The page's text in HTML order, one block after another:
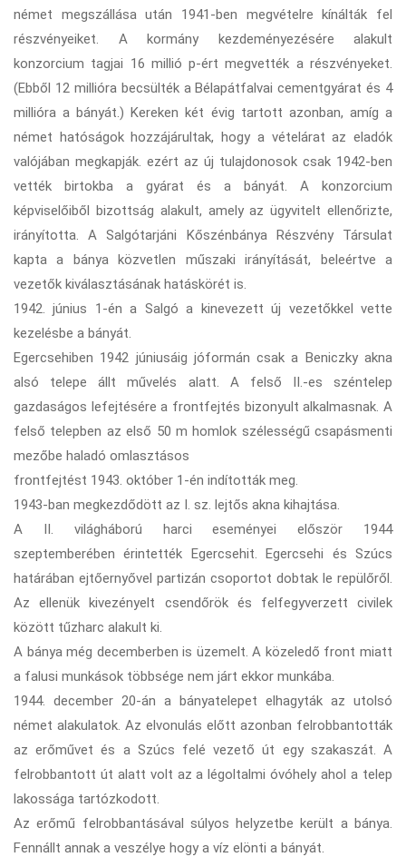
német megszállása után 1941-ben megvételre kínálták fel
részvényeiket. A kormány kezdeményezésére alakult
konzorcium tagjai 16 millió p-ért megvették a részvényeket.
(Ebből 12 millióra becsülték a Bélapátfalvai cementgyárat és 4
millióra a bányát.) Kereken két évig tartott azonban, amíg a
német hatóságok hozzájárultak, hogy a vételárat az eladók
valójában megkapják. ezért az új tulajdonosok csak 1942-ben
vették birtokba a gyárat és a bányát. A konzorcium
képviselőiből bizottság alakult, amely az ügyvitelt ellenőrizte,
irányította. A Salgótarjáni Kőszénbánya Részvény Társulat
kapta a bánya közvetlen műszaki irányítását, beleértve a
vezetők kiválasztásának hatáskörét is.
1942. június 1-én a Salgó a kinevezett új vezetőkkel vette
kezelésbe a bányát.
Egercsehiben 1942 júniusáig jóformán csak a Beniczky akna
alsó telepe állt művelés alatt. A felső II.-es széntelep
gazdaságos lefejtésére a frontfejtés bizonyult alkalmasnak. A
felső telepben az első 50 m homlok szélességű csapásmenti
mezőbe haladó omlasztásos
frontfejtést 1943. október 1-én indították meg.
1943-ban megkezdődött az I. sz. lejtős akna kihajtása.
A II. világháború harci eseményei először 1944
szeptemberében érintették Egercsehit. Egercsehi és Szúcs
határában ejtőernyővel partizán csoportot dobtak le repülőről.
Az ellenük kivezényelt csendőrök és felfegyverzett civilek
között tűzharc alakult ki.
A bánya még decemberben is üzemelt. A közeledő front miatt
a falusi munkások többsége nem járt ekkor munkába.
1944. december 20-án a bányatelepet elhagyták az utolsó
német alakulatok. Az elvonulás előtt azonban felrobbantották
az erőművet és a Szúcs felé vezető út egy szakaszát. A
felrobbantott út alatt volt az a légoltalmi óvóhely ahol a telep
lakossága tartózkodott.
Az erőmű felrobbantásával súlyos helyzetbe került a bánya.
Fennállt annak a veszélye hogy a víz elönti a bányát.